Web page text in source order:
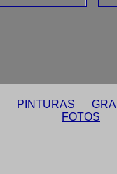
PINTURAS
FOTOS